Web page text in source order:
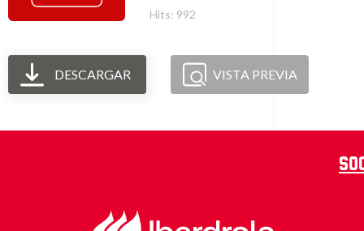
Hits: 992
DESCARGAR VISTA PREVIA